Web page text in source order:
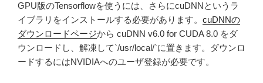
GPU版のTensorflowを使うには、さらにcuDNNというラ
イブラリをインストールする必要があります。 cuDNNの
ダウンロードページから cuDNN v6.0 for CUDA 8.0 をダ
ウンロードし、解凍して`/usr/local/`に置きます。ダウンロ
ードするにはNVIDIAへのユーザ登録が必要です。